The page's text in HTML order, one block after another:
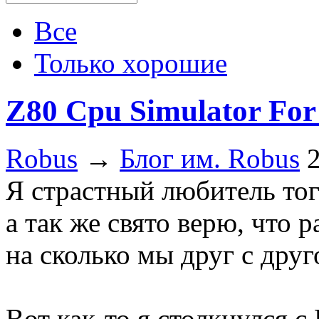
Все
Только хорошие
Z80 Cpu Simulator
Robus → Блог им. Robus
Я страстный любитель
а так же свято верю, что
на сколько мы друг с